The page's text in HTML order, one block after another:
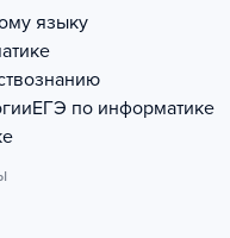
языку
ЕГЭ по информатике